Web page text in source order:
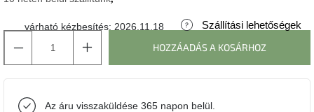
line
Tenzo
gyűjtemény
várható kézbesítés: 2026.11.18
Szállítási lehetőségek
HOZZÁADÁS A KOSÁRHOZ
Az áru visszaküldése 365 napon belül.